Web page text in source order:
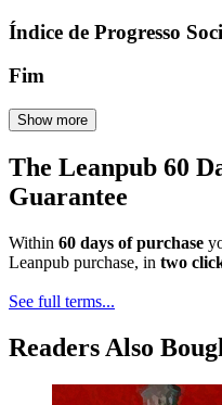
Índice de Progresso
Fim
Show more
The Leanpub 60
Guarantee
Within 60 days of purchase
Leanpub purchase, in two
See full terms...
Readers Also